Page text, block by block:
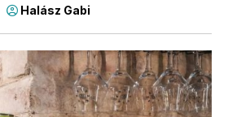
Halász Gabi